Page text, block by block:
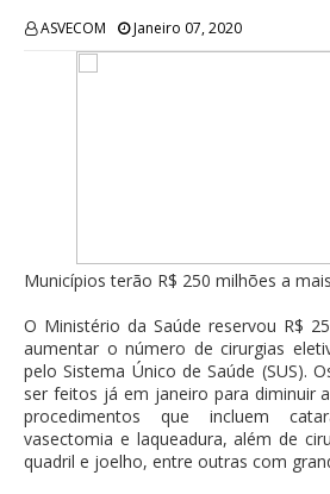
ASVECOM Janeiro 07, 2020
Municípios terão R$ 250 milhões a
O Ministério da Saúde reservou R$
aumentar o número de cirurgias
pelo Sistema Único de Saúde (SUS).
ser feitos já em janeiro para diminuir
procedimentos que incluem
vasectomia e laqueadura, além de
quadril e joelho, entre outras com